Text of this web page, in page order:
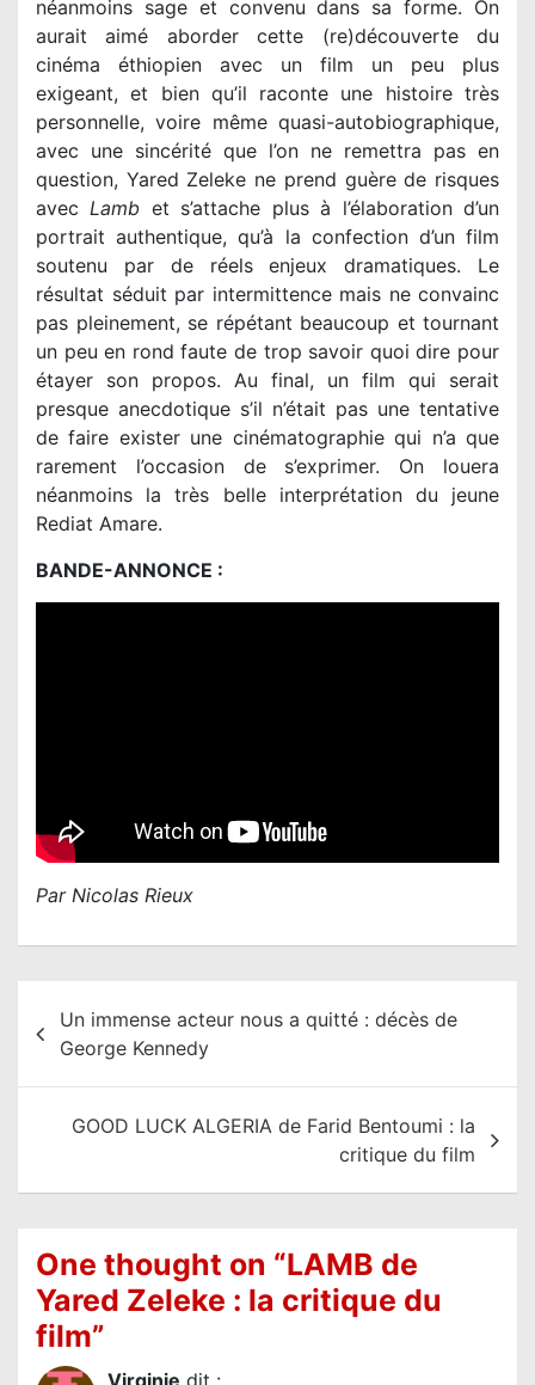
néanmoins sage et convenu dans sa forme. On
aurait aimé aborder cette (re)découverte du
cinéma éthiopien avec un film un peu plus
exigeant, et bien qu’il raconte une histoire très
personnelle, voire même quasi-autobiographique,
avec une sincérité que l’on ne remettra pas en
question, Yared Zeleke ne prend guère de risques
avecLamb et s’attache plus à l’élaboration d’un
portrait authentique, qu’à la confection d’un film
soutenu par de réels enjeux dramatiques. Le
résultat séduit par intermittence mais ne convainc
pas pleinement, se répétant beaucoup et tournant
un peu en rond faute de trop savoir quoi dire pour
étayer son propos. Au final, un film qui serait
presque anecdotique s’il n’était pas une tentative
de faire exister une cinématographie qui n’a que
rarement l’occasion de s’exprimer. On louera
néanmoins la très belle interprétation du jeune
Rediat Amare.
BANDE-ANNONCE :
Par Nicolas Rieux
Un immense acteur nous a quitté : décès de
George Kennedy
GOOD LUCK ALGERIA de Farid Bentoumi : la
critique du film
One thought on “LAMB de
Yared Zeleke : la critique du
film”